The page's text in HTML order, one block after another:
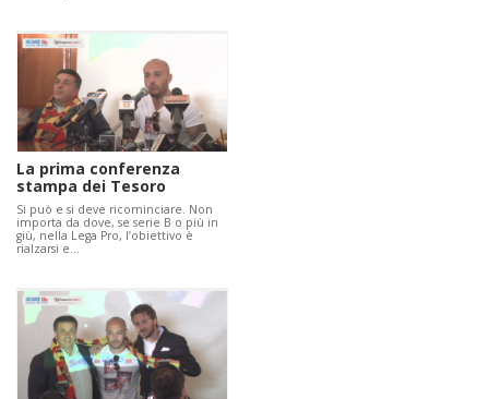
La prima conferenza
stampa dei Tesoro
Si può e si deve ricominciare. Non
importa da dove, se serie B o più in
giù, nella Lega Pro, l’obiettivo è
rialzarsi e…